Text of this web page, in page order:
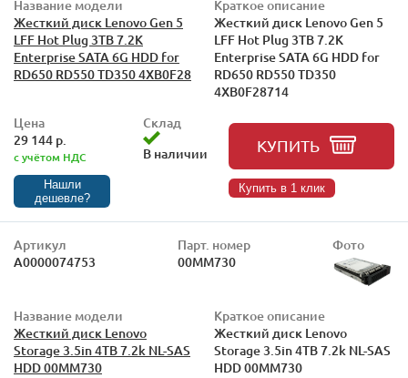
Название модели
Жесткий диск Lenovo Gen 5
LFF Hot Plug 3TB 7.2K
Enterprise SATA 6G HDD for
RD650 RD550 TD350 4XB0F28
Краткое описание
Жесткий диск Lenovo Gen 5
LFF Hot Plug 3TB 7.2K
Enterprise SATA 6G HDD for
RD650 RD550 TD350
4XB0F28714
Цена
29 144 р.
с учётом НДС
Нашли
дешевле?
Склад
В наличии
КУПИТЬ
Купить в 1 клик
Артикул
А0000074753
Парт. номер
00MM730
Фото
Название модели
Жесткий диск Lenovo
Storage 3.5in 4TB 7.2k NL-SAS
HDD 00MM730
Краткое описание
Жесткий диск Lenovo
Storage 3.5in 4TB 7.2k NL-SAS
HDD 00MM730